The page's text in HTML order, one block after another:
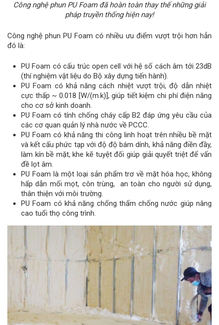
Công nghệ phun PU Foam đã hoàn toàn thay thế những giải
pháp truyền thống hiện nay!
Công nghệ phun PU Foam có nhiều ưu điểm vượt trội hơn hẳn
đó là:
PU Foam có cấu trúc open cell với hệ số cách âm tới 23dB
(thí nghiệm vật liệu do Bộ xây dựng tiến hành).
PU Foam có khả năng cách nhiệt vượt trội, độ dẫn nhiệt
cực thấp ~ 0.018 [W/(m.k)], giúp tiết kiệm chi phí điện năng
cho cơ sở kinh doanh.
PU Foam có tính chống cháy cấp B2 đáp ứng yêu cầu của
các cơ quan quản lý nhà nước về PCCC.
PU Foam có khả năng thi công linh hoạt trên nhiều bề mặt
và kết cấu phức tạp với độ độ bám dính, khả năng điền đầy,
làm kín bề mặt, khe kẽ tuyệt đối giúp giải quyết triệt để vấn
đề lọt âm.
PU Foam là một loại sản phẩm trơ về mặt hóa học, không
hấp dẫn mối mọt, côn trùng, an toàn cho người sử dụng,
thân thiện với môi trường.
PU Foam có khả năng chống thấm chống nước giúp nâng
cao tuổi thọ công trình.